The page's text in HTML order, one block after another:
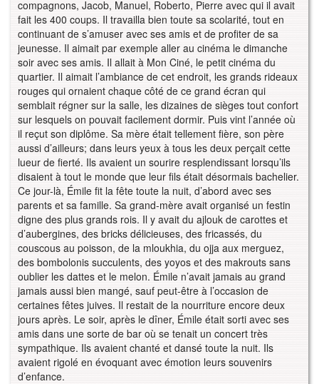
compagnons, Jacob, Manuel, Roberto, Pierre avec qui il avait
fait les 400 coups. Il travailla bien toute sa scolarité, tout en
continuant de s’amuser avec ses amis et de profiter de sa
jeunesse. Il aimait par exemple aller au cinéma le dimanche
soir avec ses amis. Il allait à Mon Ciné, le petit cinéma du
quartier. Il aimait l’ambiance de cet endroit, les grands rideaux
rouges qui ornaient chaque côté de ce grand écran qui
semblait régner sur la salle, les dizaines de sièges tout confort
sur lesquels on pouvait facilement dormir. Puis vint l’année où
il reçut son diplôme. Sa mère était tellement fière, son père
aussi d’ailleurs; dans leurs yeux à tous les deux perçait cette
lueur de fierté. Ils avaient un sourire resplendissant lorsqu’ils
disaient à tout le monde que leur fils était désormais bachelier.
Ce jour-là, Émile fit la fête toute la nuit, d’abord avec ses
parents et sa famille. Sa grand-mère avait organisé un festin
digne des plus grands rois. Il y avait du ajlouk de carottes et
d’aubergines, des bricks délicieuses, des fricassés, du
couscous au poisson, de la mloukhia, du ojja aux merguez,
des bombolonis succulents, des yoyos et des makrouts sans
oublier les dattes et le melon. Émile n’avait jamais au grand
jamais aussi bien mangé, sauf peut-être à l’occasion de
certaines fêtes juives. Il restait de la nourriture encore deux
jours après. Le soir, après le dîner, Émile était sorti avec ses
amis dans une sorte de bar où se tenait un concert très
sympathique. Ils avaient chanté et dansé toute la nuit. Ils
avaient rigolé en évoquant avec émotion leurs souvenirs
d’enfance.